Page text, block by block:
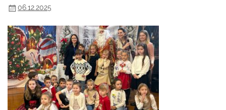
06.12.2025